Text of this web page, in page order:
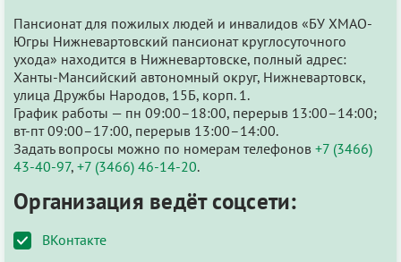
Пансионат для пожилых людей и инвалидов «БУ ХМАО-
Югры Нижневартовский пансионат круглосуточного
ухода» находится в Нижневартовске, полный адрес:
Ханты-Мансийский автономный округ, Нижневартовск,
улица Дружбы Народов, 15Б, корп. 1.
График работы — пн 09:00–18:00, перерыв 13:00–14:00;
вт-пт 09:00–17:00, перерыв 13:00–14:00.
Задать вопросы можно по номерам телефонов +7 (3466)
43-40-97, +7 (3466) 46-14-20.
Организация ведёт соцсети:
ВКонтакте